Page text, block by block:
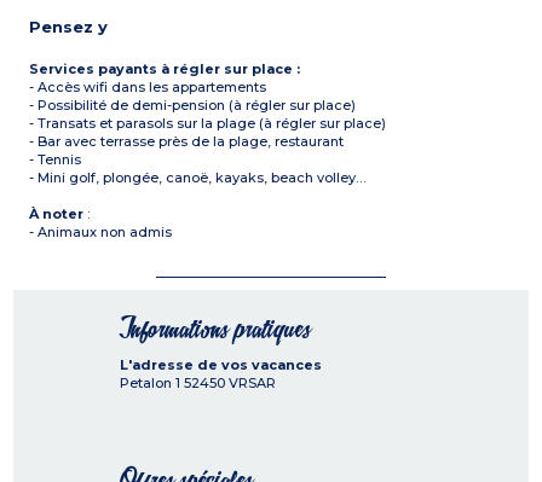
Pensez y
Services payants à régler sur place :
- Accès wifi dans les appartements
- Possibilité de demi-pension (à régler sur place)
- Transats et parasols sur la plage (à régler sur place)
- Bar avec terrasse près de la plage, restaurant
- Tennis
- Mini golf, plongée, canoë, kayaks, beach volley…
À noter :
- Animaux non admis
Informations pratiques
L'adresse de vos vacances
Petalon 1 52450 VRSAR